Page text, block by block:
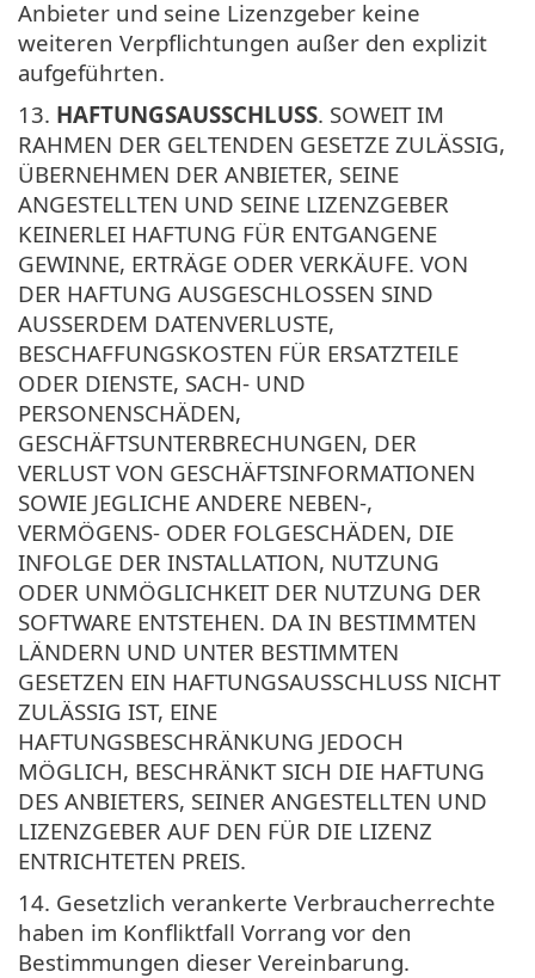
Anbieter und seine Lizenzgeber keine
weiteren Verpflichtungen außer den explizit
aufgeführten.
13. HAFTUNGSAUSSCHLUSS. SOWEIT IM
RAHMEN DER GELTENDEN GESETZE ZULÄSSIG,
ÜBERNEHMEN DER ANBIETER, SEINE
ANGESTELLTEN UND SEINE LIZENZGEBER
KEINERLEI HAFTUNG FÜR ENTGANGENE
GEWINNE, ERTRÄGE ODER VERKÄUFE. VON
DER HAFTUNG AUSGESCHLOSSEN SIND
AUSSERDEM DATENVERLUSTE,
BESCHAFFUNGSKOSTEN FÜR ERSATZTEILE
ODER DIENSTE, SACH- UND
PERSONENSCHÄDEN,
GESCHÄFTSUNTERBRECHUNGEN, DER
VERLUST VON GESCHÄFTSINFORMATIONEN
SOWIE JEGLICHE ANDERE NEBEN-,
VERMÖGENS- ODER FOLGESCHÄDEN, DIE
INFOLGE DER INSTALLATION, NUTZUNG
ODER UNMÖGLICHKEIT DER NUTZUNG DER
SOFTWARE ENTSTEHEN. DA IN BESTIMMTEN
LÄNDERN UND UNTER BESTIMMTEN
GESETZEN EIN HAFTUNGSAUSSCHLUSS NICHT
ZULÄSSIG IST, EINE
HAFTUNGSBESCHRÄNKUNG JEDOCH
MÖGLICH, BESCHRÄNKT SICH DIE HAFTUNG
DES ANBIETERS, SEINER ANGESTELLTEN UND
LIZENZGEBER AUF DEN FÜR DIE LIZENZ
ENTRICHTETEN PREIS.
14. Gesetzlich verankerte Verbraucherrechte
haben im Konfliktfall Vorrang vor den
Bestimmungen dieser Vereinbarung.